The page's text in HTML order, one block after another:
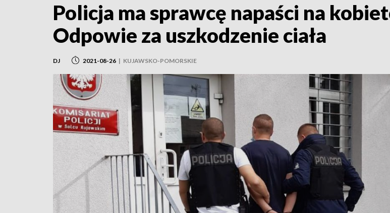
Policja ma sprawcę napaści na
Odpowie za uszkodzenie ciała
DJ 2021-08-26 | KUJAWSKO-POMORSKIE